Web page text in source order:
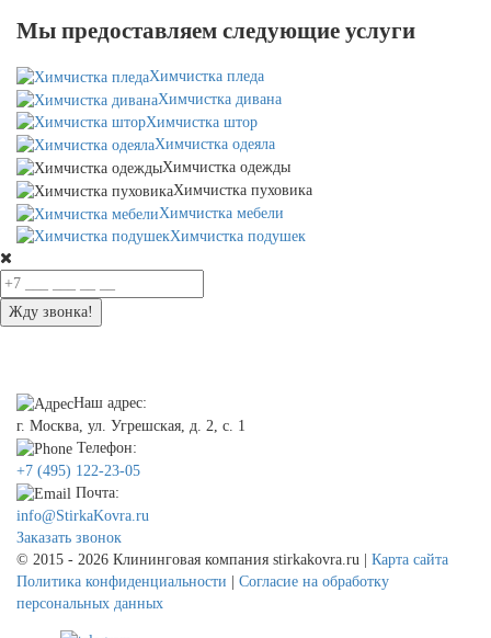
Мы предоставляем следующие услуги
Химчистка пледа
Химчистка дивана
Химчистка штор
Химчистка одеяла
Химчистка одежды
Химчистка пуховика
Химчистка мебели
Химчистка подушек
Жду звонка!
Наш адрес:
г. Москва, ул. Угрешская, д. 2, с. 1
Телефон:
+7 (495) 122-23-05
Почта:
info@StirkaKovra.ru
Заказать звонок
© 2015 - 2026 Клининговая компания stirkakovra.ru | Карта сайта
Политика конфиденциальности | Согласие на обработку
персональных данных